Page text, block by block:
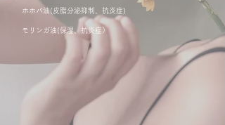
ホホバ油(皮脂分泌抑制、抗炎症)
モリンガ油(保湿、抗炎症）